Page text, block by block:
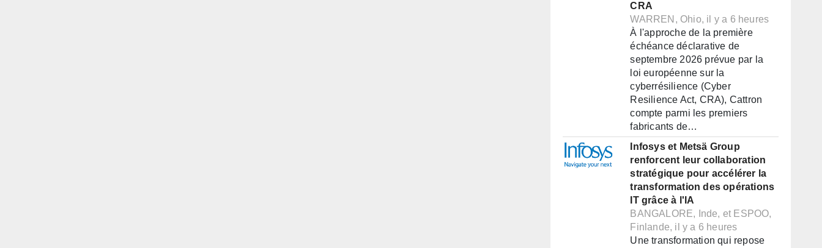
CRA
WARREN, Ohio, il y a 6 heures
À l'approche de la première
échéance déclarative de
septembre 2026 prévue par la
loi européenne sur la
cyberrésilience (Cyber
Resilience Act, CRA), Cattron
compte parmi les premiers
fabricants de…
Infosys et Metsä Group
renforcent leur collaboration
stratégique pour accélérer la
transformation des opérations
IT grâce à l'IA
BANGALORE, Inde, et ESPOO,
Finlande, il y a 6 heures
Une transformation qui repose